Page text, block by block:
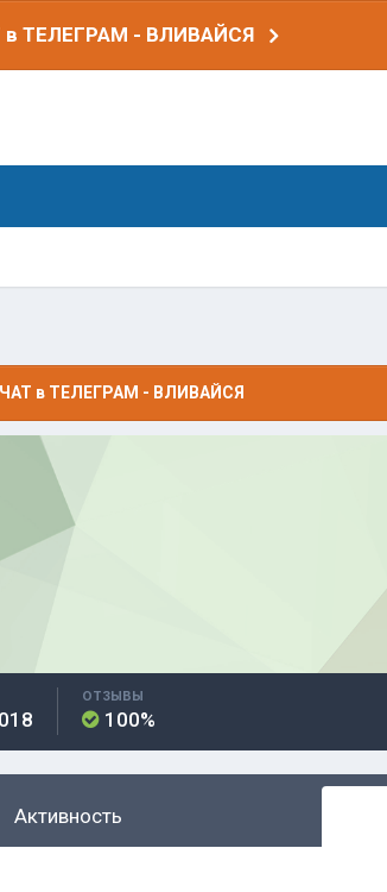
ТЕЛЕГРАМ - ВЛИВАЙСЯ
в ТЕЛЕГРАМ - ВЛИВАЙСЯ
ОТЗЫВЫ
100%
Активность